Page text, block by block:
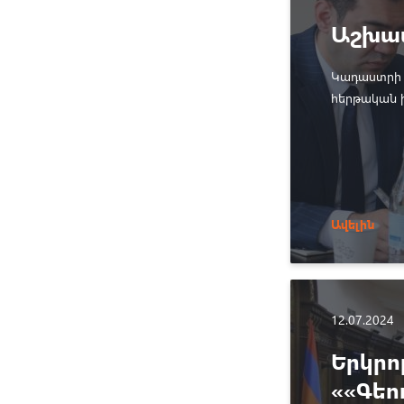
Կադաստրի
հերթական
Թովմասյանը։
Ավելին
12.07.2024